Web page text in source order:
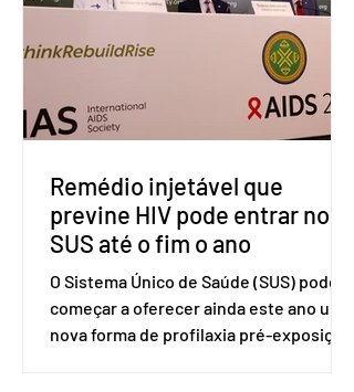
Lei de Comércio de 1974. Segundo nota
divulgada pelo Ministério das Relações
Exteriores, o Brasil considera que as
incompatíveis com as obrigações
assumidas pelos Estados Unid
Remédio injetável que
previne HIV pode entrar no
SUS até o fim o ano
O Sistema Único de Saúde (SUS) pode
começar a oferecer ainda este ano uma
nova forma de profilaxia pré-exposição